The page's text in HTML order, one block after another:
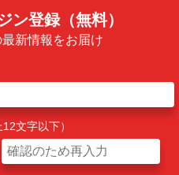
ン登録（無料）
新情報をお届け
文字以下）